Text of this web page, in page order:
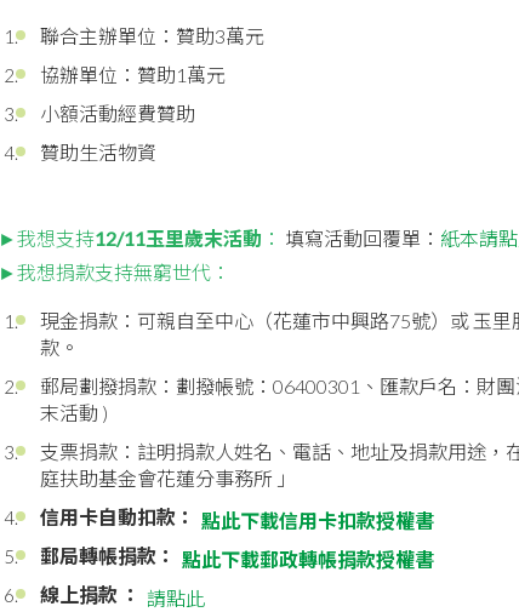
聯合主辦單位：贊助3萬元
協辦單位：贊助1萬元
小額活動經費贊助
贊助生活物資
►我想支持12/11玉里歲末活動 ： 填寫活動回覆單： 紙本請
►我想捐款支持無窮世代：
現金捐款：可親自至中心（花蓮市中興路75號）或 玉
款。
郵局劃撥捐款：劃撥帳號：06400301、匯款戶名：財
末活動 )
支票捐款：註明捐款人姓名、電話、地址及捐款用途
庭扶助基金會花蓮分事務所 」
信用卡自動扣款：
點此下載信用卡扣款授權書
郵局轉帳捐款：
點此下載郵政轉帳捐款授權書
線上捐款 ： 請點此